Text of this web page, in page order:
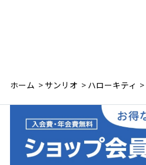
ホーム > サンリオ > ハローキティ >